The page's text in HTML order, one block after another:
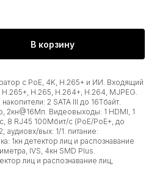
В корзину
c PoE, 4K, H.265+ и ИИ. Входящий
H.265, H.264+, H.264, MJPEG.
2 SATA III до 16Тбайт.
2кн@16Мп. Видеовыходы: 1 HDMI, 1
8 RJ45 100Мбит/с (PoE/PoE+, до
вых: 1/1. питание:
1кн детектор лиц и распознавание
IVS, 4кн SMD Plus.
лиц и распознавание лиц,